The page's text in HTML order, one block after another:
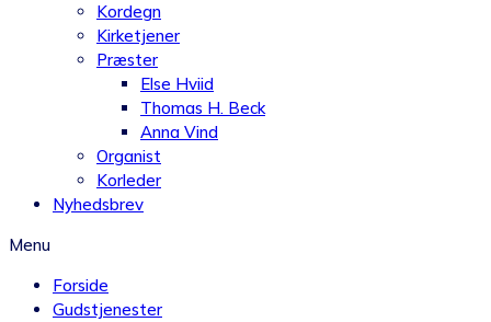
Kordegn
Kirketjener
Præster
Else Hviid
Thomas H. Beck
Anna Vind
Organist
Korleder
Nyhedsbrev
Menu
Forside
Gudstjenester